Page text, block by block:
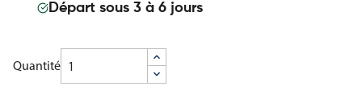
Départ sous 3 à 6 jours
Quantité